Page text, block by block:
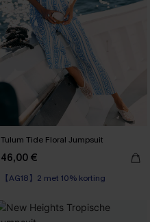
Tulum Tide Floral Jumpsuit
46,00 €
【AG18】2 met 10% korting